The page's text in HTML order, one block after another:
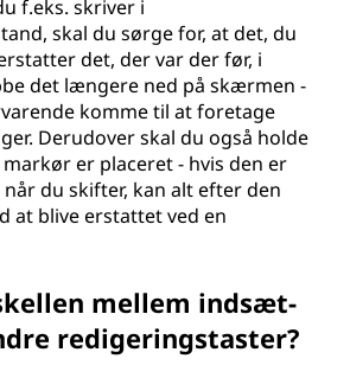
f.eks. skriver i
skal du sørge for, at det, du
det, der var der før, i
det længere ned på skærmen -
komme til at foretage
Derudover skal du også holde
er placeret - hvis den er
du skifter, kan alt efter den
at blive erstattet ved en
mellem indsæt-
redigeringstaster?